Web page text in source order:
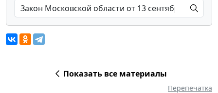
Показать все материалы
Перепечатка